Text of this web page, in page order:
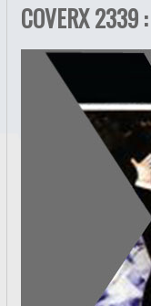
COVERX 2339